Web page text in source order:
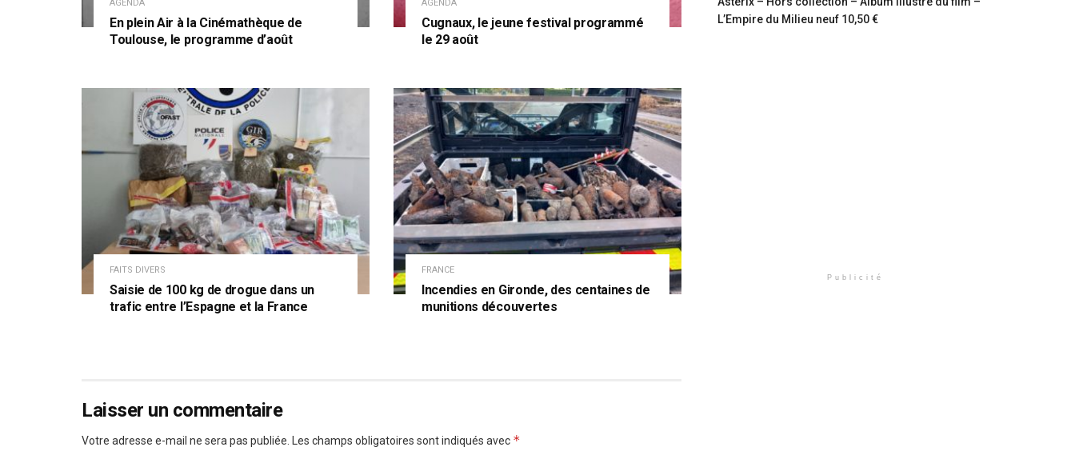
AGENDA
En plein Air à la Cinémathèque de
Toulouse, le programme d’août
AGENDA
Cugnaux, le jeune festival programmé
le 29 août
FAITS DIVERS
Saisie de 100 kg de drogue dans un
trafic entre l’Espagne et la France
FRANCE
Incendies en Gironde, des centaines de
munitions découvertes
Laisser un commentaire
Votre adresse e-mail ne sera pas publiée. Les champs obligatoires sont indiqués avec *
L’Empire du Milieu neuf 10,50 €
Publicité